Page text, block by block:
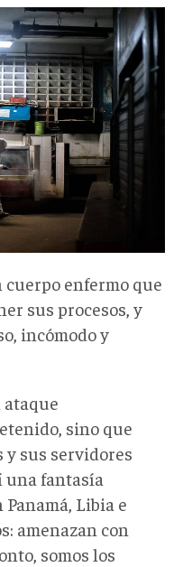
cuerpo enfermo que
sus procesos, y
incómodo y
sino que
y sus servidores
una fantasía
Libia e
amenazan con
somos los